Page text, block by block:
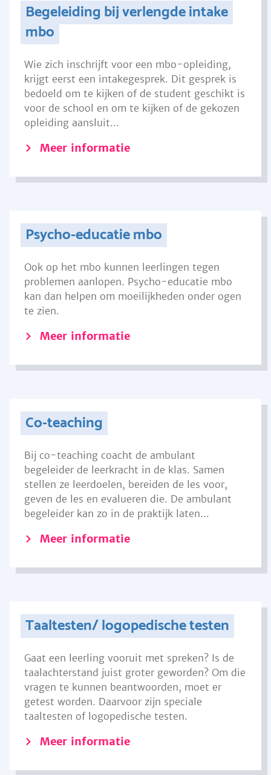
Begeleiding bij verlengde intake
mbo
Wie zich inschrijft voor een mbo-opleiding,
krijgt eerst een intakegesprek. Dit gesprek is
bedoeld om te kijken of de student geschikt is
voor de school en om te kijken of de gekozen
opleiding aansluit...
Meer informatie
Psycho-educatie mbo
Ook op het mbo kunnen leerlingen tegen
problemen aanlopen. Psycho-educatie mbo
kan dan helpen om moeilijkheden onder ogen
te zien.
Meer informatie
Co-teaching
Bij co-teaching coacht de ambulant
begeleider de leerkracht in de klas. Samen
stellen ze leerdoelen, bereiden de les voor,
geven de les en evalueren die. De ambulant
begeleider kan zo in de praktijk laten...
Meer informatie
Taaltesten/ logopedische testen
Gaat een leerling vooruit met spreken? Is de
taalachterstand juist groter geworden? Om die
vragen te kunnen beantwoorden, moet er
getest worden. Daarvoor zijn speciale
taaltesten of logopedische testen.
Meer informatie